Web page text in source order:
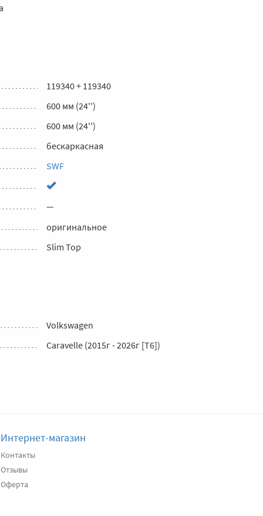
119340 + 119340
600 мм (24'')
600 мм (24'')
бескаркасная
SWF
—
оригинальное
Slim Top
Volkswagen
Caravelle (2015г - 2026г [T6])
Интернет-магазин
Контакты
Отзывы
Оферта